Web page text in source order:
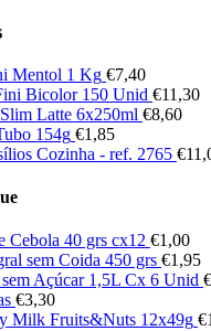
Mentol 1 Kg €7,40
Bicolor 150 Unid €11,30
Latte 6x250ml €8,60
154g €1,85
Cozinha - ref. 2765 €
Cebola 40 grs cx12 €1,00
sem Coida 450 grs €1,95
Açúcar 1,5L Cx 6 Unid €
€3,30
Milk Fruits&Nuts 12x49g €